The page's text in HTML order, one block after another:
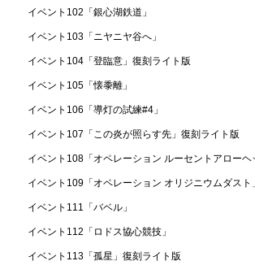
イベント102「銀心湖鉄道」
イベント103「ニヤニヤ谷へ」
イベント104「登臨意」復刻ライト版
イベント105「懐黍離」
イベント106「導灯の試練#4」
イベント107「この炎が照らす先」復刻ライト版
イベント108「オペレーション ルーセントアローヘ
イベント109「オペレーション オリジニウムダスト
イベント111「バベル」
イベント112「ロドス協心競技」
イベント113「孤星」復刻ライト版